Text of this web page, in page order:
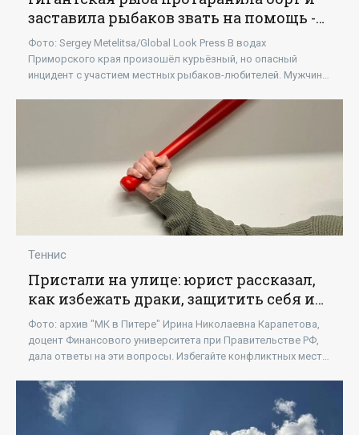
заставила рыбаков звать на помощь -
«Новости»
Фото: Sergey Metelitsa/Global Look Press В водах
Приморского края произошёл курьёзный, но опасный
инцидент с участием местных рыбаков-любителей. Мужчины
Теннис
Пристали на улице: юрист рассказал,
как избежать драки, защитить себя и
не остаться безнаказанно избитым -
«Новости»
Фото: архив "МК в Питере" Ирина Николаевна Карапетова,
доцент Финансового университета при Правительстве РФ,
дала ответы на эти вопросы. Избегайте конфликтных мест и